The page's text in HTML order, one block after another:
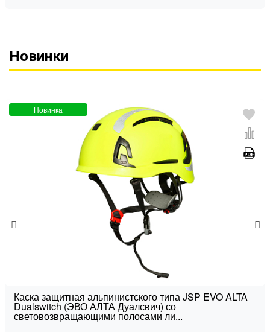
Новинки
Новинка
Каска защитная альпинистского типа JSP EVO ALTA
Dualswitch (ЭВО АЛТА Дуалсвич) со
световозвращающими полосами ли...